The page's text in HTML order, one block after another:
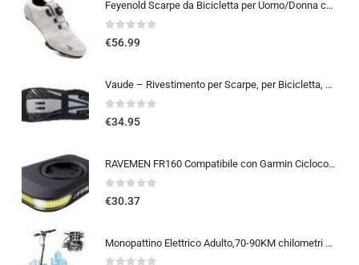
Feyenold Scarpe da Bicicletta per Uomo/Donna compatibili con Peloton,Compatibile con l’installazione Look &SPD SPD-SL Lock Tr
0out of 5
€56.99
Vaude – Rivestimento per Scarpe, per Bicicletta, Gaiter
0out of 5
€34.95
RAVEMEN FR160 Compatibile con Garmin Ciclocomputer, 6 modalità di illuminazione Ciclismo Accessori per Luce Lampeggiante di a
0out of 5
€30.37
Monopattino Elettrico Adulto,70-90KM chilometri Capacità Della Batteria 48V 26Ah,Carico Massimo 150 kg, Pneumatici Da 10 Pollici, Mezzo pieghevole per spostamenti su lunghe distanze